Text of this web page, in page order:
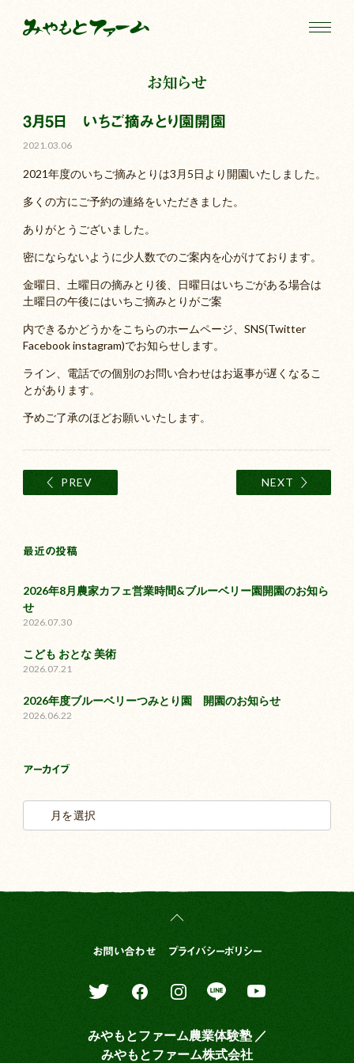
お知らせ
3月5日 いちご摘みとり園開園
2021.03.06
2021年度のいちご摘みとりは3月5日より開園いたしました。
多くの方にご予約の連絡をいただきました。
ありがとうございました。
密にならないように少人数でのご案内を心がけております。
金曜日、土曜日の摘みとり後、日曜日はいちごがある場合は
土曜日の午後にはいちご摘みとりがご案
内できるかどうかをこちらのホームページ、SNS(Twitter
Facebook instagram)でお知らせします。
ライン、電話での個別のお問い合わせはお返事が遅くなるこ
とがあります。
予めご了承のほどお願いいたします。
PREV NEXT
最近の投稿
2026年8月農家カフェ営業時間&ブルーベリー園開園のお知ら
せ
2026.07.30
こども おとな 美術
2026.07.21
2026年度ブルーベリーつみとり園 開園のお知らせ
2026.06.22
アーカイブ
お問い合わせ プライバシーポリシー
みやもとファーム農業体験塾 ／
みやもとファーム株式会社